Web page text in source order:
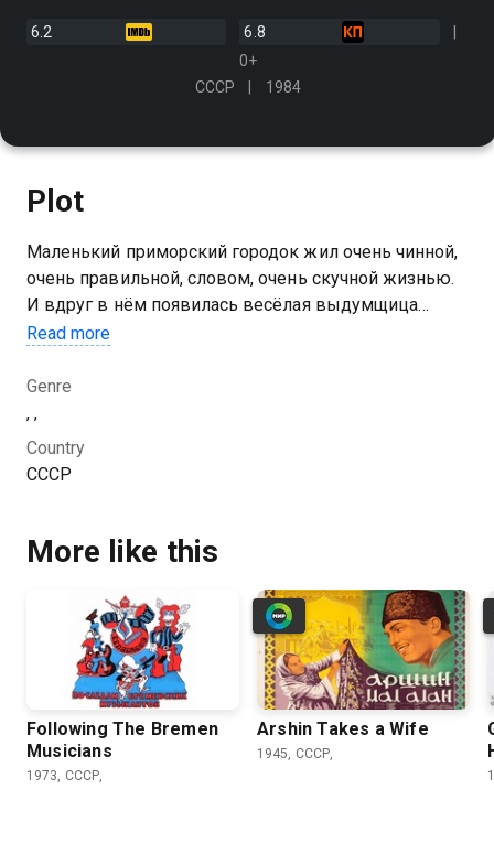
6.2
6.8
0+
СССР
1984
Plot
Маленький приморский городок жил очень чинной,
очень правильной, словом, очень скучной жизнью.
И вдруг в нём появилась весёлая выдумщица
Пеппи. Многим казалось, что она постоянно врёт. А
Read more
Genre
, ,
Country
СССР
More like this
Following The Bremen
Musicians
1973, СССР,
Arshin Takes a Wife
1945, СССР,